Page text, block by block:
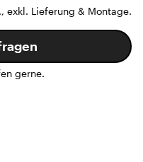
exkl. Lieferung & Montage.
gerne.